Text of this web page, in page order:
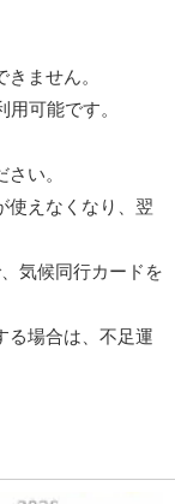
ません。
可能です。
い。
使えなくなり、翌
気候同行カードを
る場合は、不足運